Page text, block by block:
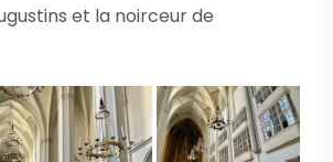
et la noirceur de